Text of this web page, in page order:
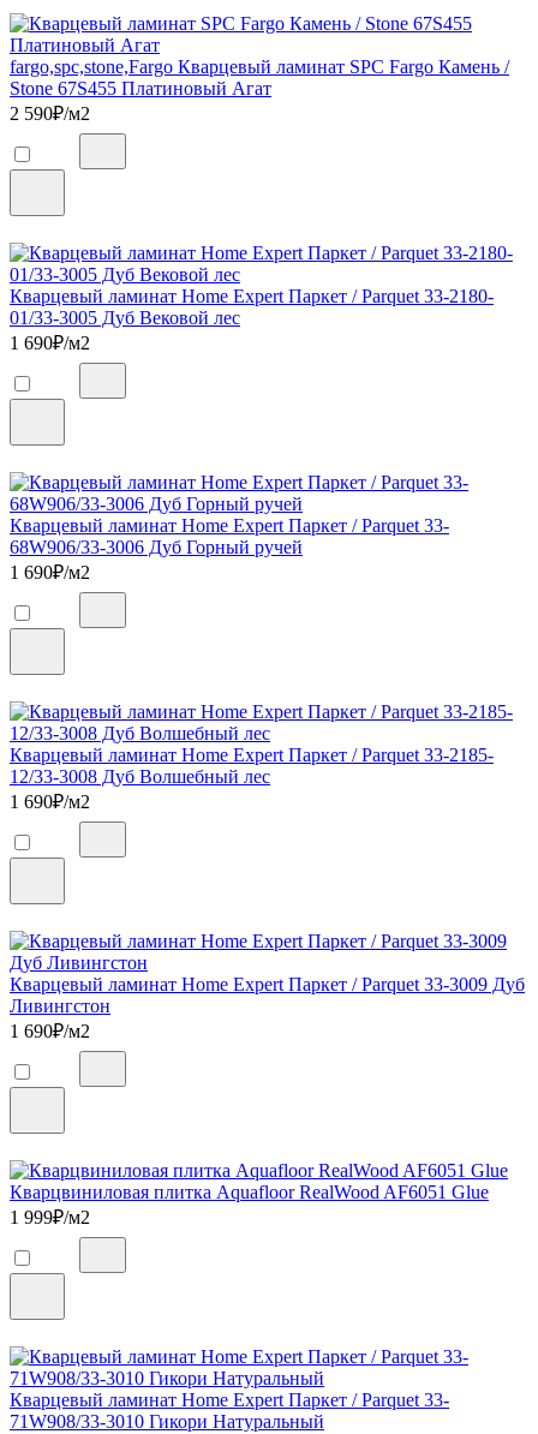
fargo,spc,stone,Fargo Кварцевый ламинат SPC Fargo Камень /
Stone 67S455 Платиновый Агат
2 590₽/м2
Кварцевый ламинат Home Expert Паркет / Parquet 33-2180-
01/33-3005 Дуб Вековой лес
1 690₽/м2
Кварцевый ламинат Home Expert Паркет / Parquet 33-
68W906/33-3006 Дуб Горный ручей
1 690₽/м2
Кварцевый ламинат Home Expert Паркет / Parquet 33-2185-
12/33-3008 Дуб Волшебный лес
1 690₽/м2
Кварцевый ламинат Home Expert Паркет / Parquet 33-3009 Дуб
Ливингстон
1 690₽/м2
Кварцвиниловая плитка Aquafloor RealWood AF6051 Glue
1 999₽/м2
Кварцевый ламинат Home Expert Паркет / Parquet 33-
71W908/33-3010 Гикори Натуральный